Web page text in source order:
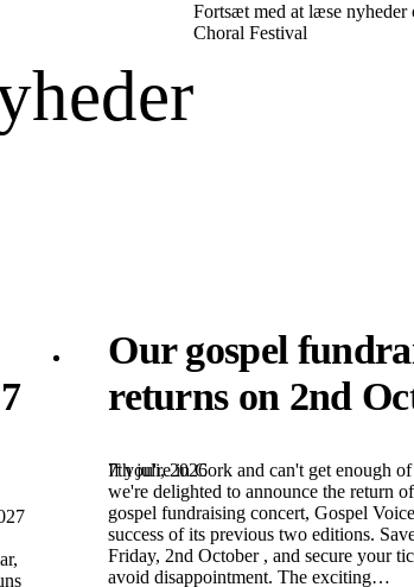
Fortsæt med at læse nyheder
Choral Festival
Our gospel
returns on 2nd
7th juli, 2026
If you're in Cork and can't get enough
we're delighted to announce the return
gospel fundraising concert, Gospel
success of its previous two editions.
Friday, 2nd October , and secure your
avoid disappointment. The exciting…